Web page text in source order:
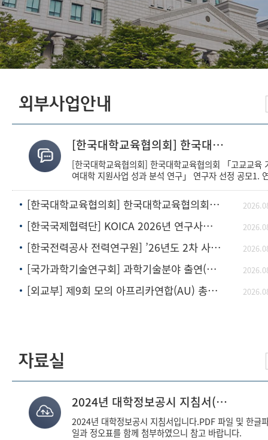
외부사업안내
[한국대학교육협의회] 한국대학교육협의회 「고교교육 기여대학 지원사업 성과 분석 연구」 연구
[한국대학교육협의회] 한국대학교육협의회 「고교교육
여대학 지원사업 성과 분석 연구」 연구자 선정 공모1.
구 공모 과제번호연 구 과 제 명연구기간연구비1고교교
기여대학 지원사
[한국대학교육협의회] 한국대학교육협의회 「대입전형결과와 평가 기준 시각화 및 정보 공개 표
[한국국제협력단] KOICA 2026년 연구사업 공모 계획
[한국전력공사 전력연구원] ’26년도 2차 사외공모 기초연구 수행기관 모집
[국가과학기술연구회] 과학기술분야 출연(연) 성과 중심 인센티브 체계 개편방안 연구 정
[외교부] 제9회 모의 아프리카연합(AU) 총회 참가자 모집
자료실
2024년 대학정보공시 지침서(2024.07.03)
2024년 대학정보공시 지침서입니다.PDF 파일 및 한글
일과 정오표를 함께 첨부하였으니 참고 바랍니다.